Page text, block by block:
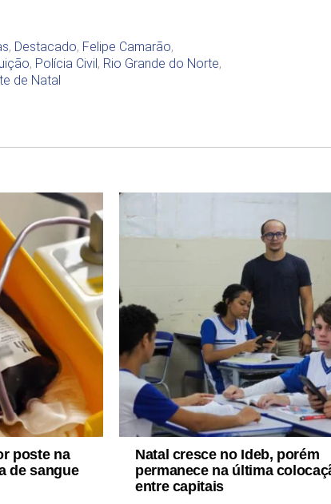
, Destacado, Felipe Camarão,
, Polícia Civil, Rio Grande do Norte,
de Natal
poste na
de sangue
Natal cresce no Ideb, porém
permanece na última
entre capitais